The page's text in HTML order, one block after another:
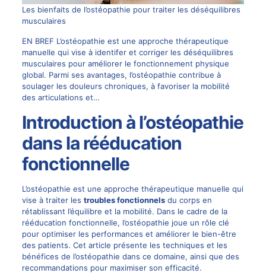
Les bienfaits de l’ostéopathie pour traiter les déséquilibres
musculaires
EN BREF L’ostéopathie est une approche thérapeutique
manuelle qui vise à identifer et corriger les déséquilibres
musculaires pour améliorer le fonctionnement physique
global. Parmi ses avantages, l’ostéopathie contribue à
soulager les douleurs chroniques, à favoriser la mobilité
des articulations et…
Introduction à l’ostéopathie
dans la rééducation
fonctionnelle
L’ostéopathie est une approche thérapeutique manuelle qui
vise à traiter les troubles fonctionnelsdu corps en
rétablissant l’équilibre et la mobilité. Dans le cadre de la
rééducation fonctionnelle, l’ostéopathie joue un rôle clé
pour optimiser les performances et améliorer le bien-être
des patients. Cet article présente les techniques et les
bénéfices de l’ostéopathie dans ce domaine, ainsi que des
recommandations pour maximiser son efficacité.